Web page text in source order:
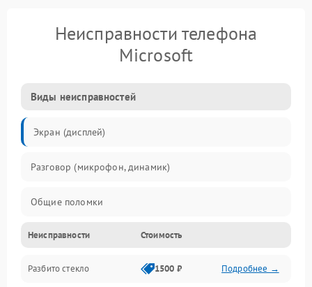
Неисправности телефона
Microsoft
Виды неисправностей
Экран (дисплей)
Разговор (микрофон, динамик)
Общие поломки
Проблемы связи
Камеры
Неисправности Стоимость
Разбито стекло 1500 ₽ Подробнее →